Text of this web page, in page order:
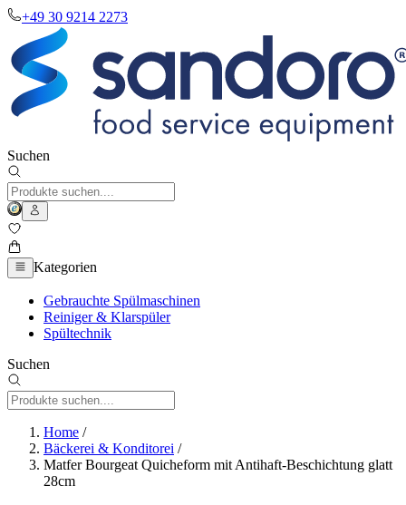
+49 30 9214 2273
Suchen
Kategorien
Gebrauchte Spülmaschinen
Reiniger & Klarspüler
Spültechnik
Suchen
Home /
Bäckerei & Konditorei /
Matfer Bourgeat Quicheform mit Antihaft-Beschichtung glatt
28cm